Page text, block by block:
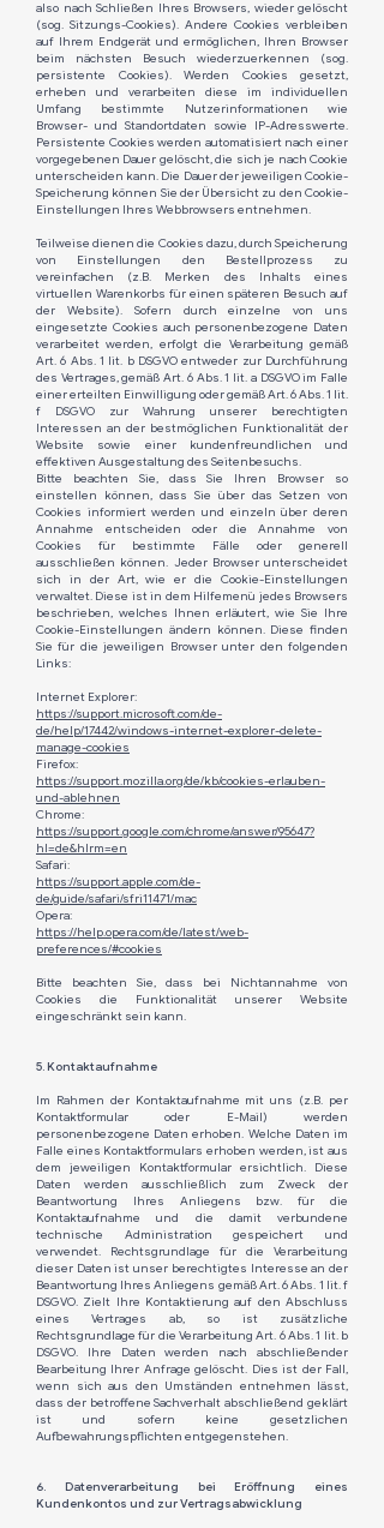
also nach Schließen Ihres Browsers, wieder gelöscht
(sog. Sitzungs-Cookies). Andere Cookies verbleiben
auf Ihrem Endgerät und ermöglichen, Ihren Browser
beim nächsten Besuch wiederzuerkennen (sog.
persistente Cookies). Werden Cookies gesetzt,
erheben und verarbeiten diese im individuellen
Umfang bestimmte Nutzerinformationen wie
Browser- und Standortdaten sowie IP-Adresswerte.
Persistente Cookies werden automatisiert nach einer
vorgegebenen Dauer gelöscht, die sich je nach Cookie
unterscheiden kann. Die Dauer der jeweiligen Cookie-
Speicherung können Sie der Übersicht zu den Cookie-
Einstellungen Ihres Webbrowsers entnehmen.​
Teilweise dienen die Cookies dazu, durch Speicherung
von Einstellungen den Bestellprozess zu
vereinfachen (z.B. Merken des Inhalts eines
virtuellen Warenkorbs für einen späteren Besuch auf
der Website). Sofern durch einzelne von uns
eingesetzte Cookies auch personenbezogene Daten
verarbeitet werden, erfolgt die Verarbeitung gemäß
Art. 6 Abs. 1 lit. b DSGVO entweder zur Durchführung
des Vertrages, gemäß Art. 6 Abs. 1 lit. a DSGVO im Falle
einer erteilten Einwilligung oder gemäß Art. 6 Abs. 1 lit.
f DSGVO zur Wahrung unserer berechtigten
Interessen an der bestmöglichen Funktionalität der
Website sowie einer kundenfreundlichen und
effektiven Ausgestaltung des Seitenbesuchs.​
Bitte beachten Sie, dass Sie Ihren Browser so
einstellen können, dass Sie über das Setzen von
Cookies informiert werden und einzeln über deren
Annahme entscheiden oder die Annahme von
Cookies für bestimmte Fälle oder generell
ausschließen können. Jeder Browser unterscheidet
sich in der Art, wie er die Cookie-Einstellungen
verwaltet. Diese ist in dem Hilfemenü jedes Browsers
beschrieben, welches Ihnen erläutert, wie Sie Ihre
Cookie-Einstellungen ändern können. Diese finden
Sie für die jeweiligen Browser unter den folgenden
Links:
Internet Explorer: ​
https://support.microsoft.com/de-
de/help/17442/windows-internet-explorer-delete-
manage-cookies
Firefox:
https://support.mozilla.org/de/kb/cookies-erlauben-
und-ablehnen
Chrome:
https://support.google.com/chrome/answer/95647?
hl=de&hlrm=en
Safari:
https://support.apple.com/de-
de/guide/safari/sfri11471/mac
Opera:
https://help.opera.com/de/latest/web-
preferences/#cookies
Bitte beachten Sie, dass bei Nichtannahme von
Cookies die Funktionalität unserer Website
eingeschränkt sein kann.
5. Kontaktaufnahme
Im Rahmen der Kontaktaufnahme mit uns (z.B. per
Kontaktformular oder E-Mail) werden
personenbezogene Daten erhoben. Welche Daten im
Falle eines Kontaktformulars erhoben werden, ist aus
dem jeweiligen Kontaktformular ersichtlich. Diese
Daten werden ausschließlich zum Zweck der
Beantwortung Ihres Anliegens bzw. für die
Kontaktaufnahme und die damit verbundene
technische Administration gespeichert und
verwendet. Rechtsgrundlage für die Verarbeitung
dieser Daten ist unser berechtigtes Interesse an der
Beantwortung Ihres Anliegens gemäß Art. 6 Abs. 1 lit. f
DSGVO. Zielt Ihre Kontaktierung auf den Abschluss
eines Vertrages ab, so ist zusätzliche
Rechtsgrundlage für die Verarbeitung Art. 6 Abs. 1 lit. b
DSGVO. Ihre Daten werden nach abschließender
Bearbeitung Ihrer Anfrage gelöscht. Dies ist der Fall,
wenn sich aus den Umständen entnehmen lässt,
dass der betroffene Sachverhalt abschließend geklärt
ist und sofern keine gesetzlichen
Aufbewahrungspflichten entgegenstehen.
6. Datenverarbeitung bei Eröffnung eines
Kundenkontos und zur Vertragsabwicklung